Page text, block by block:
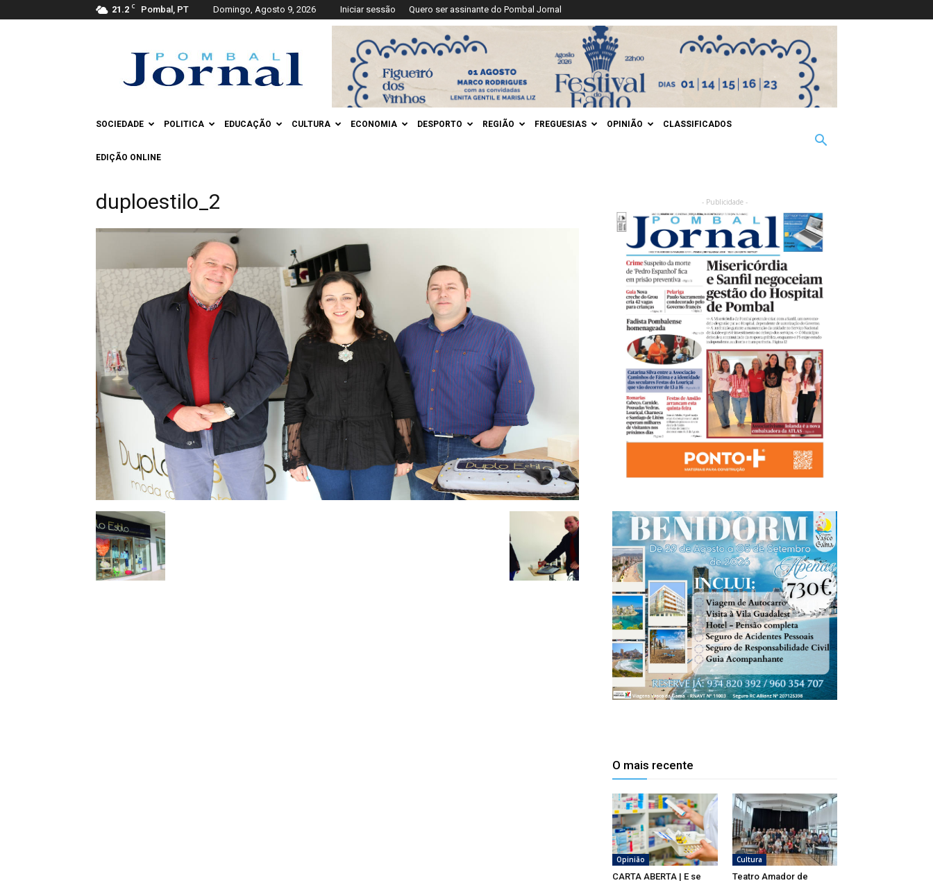
21.2 C Pombal, PT Domingo, Agosto 9, 2026 Iniciar sessão Quero ser assinante do Pombal Jornal
Jornal
SOCIEDADE POLITICA EDUCAÇÃO CULTURA ECONOMIA DESPORTO REGIÃO FREGUESIAS OPINIÃO CLASSIFICADOS
EDIÇÃO ONLINE
duploestilo_2 - Publicidade -
O mais recente
Opinião
CARTA ABERTA | E se
Cultura
Teatro Amador de